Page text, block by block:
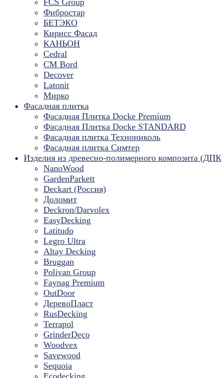
FCS Group
Фибростар
БЕТЭКО
Кирисс Фасад
КАНЬОН
Cedral
CM Bord
Decover
Latonit
Мирко
Фасадная плитка
Фасадная Плитка Docke Premium
Фасадная Плитка Docke STANDARD
Фасадная плитка Технониколь
Фасадная плитка Симтер
Изделия из древесно-полимерного композита
NanoWood
GardenParkett
Deckart (Россия)
Доломит
Deckron/Darvolex
EasyDecking
Latitudo
Legro Ultra
Altay Decking
Bruggan
Polivan Group
Faynag Premium
OutDoor
ДеревоПласт
RusDecking
Terrapol
GrinderDeco
Woodvex
Savewood
Sequoia
Ecodecking